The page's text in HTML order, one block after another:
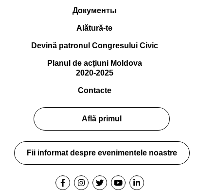
Документы
Alătură-te
Devină patronul Congresului Civic
Planul de acțiuni Moldova
2020-2025
Contacte
Află primul
Fii informat despre evenimentele noastre